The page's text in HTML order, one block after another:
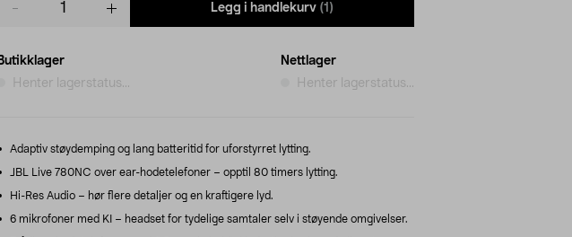
Legg i handlekurv (1)
Henter lagerstatus...
Nettlager
Henter lagerstatus...
Adaptiv støydemping og lang batteritid for uforstyrret lytting.
JBL Live 780NC over ear-hodetelefoner – opptil 80 timers lytting.
Hi-Res Audio – hør flere detaljer og en kraftigere lyd.
6 mikrofoner med KI – headset for tydelige samtaler selv i støyende omgivelser.